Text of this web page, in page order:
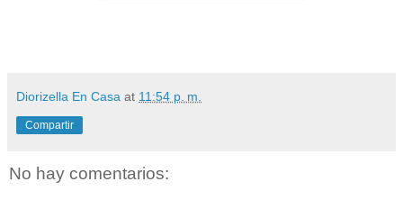
Diorizella En Casa at 11:54 p. m.
Compartir
No hay comentarios: